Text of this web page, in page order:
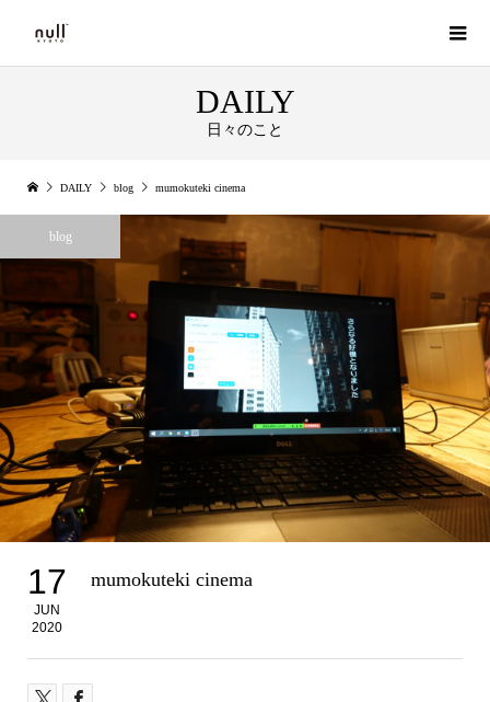
DAILY
日々のこと
DAILY blog mumokuteki cinema
blog
17
JUN
2020
mumokuteki cinema